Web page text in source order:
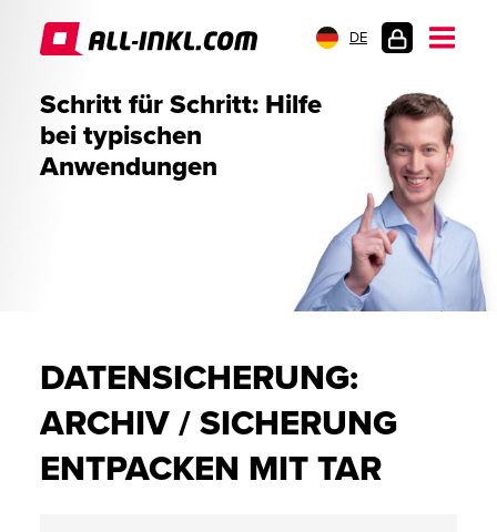
DE
Schritt für Schritt: Hilfe
bei typischen
Anwendungen
DATENSICHERUNG:
ARCHIV / SICHERUNG
ENTPACKEN MIT TAR